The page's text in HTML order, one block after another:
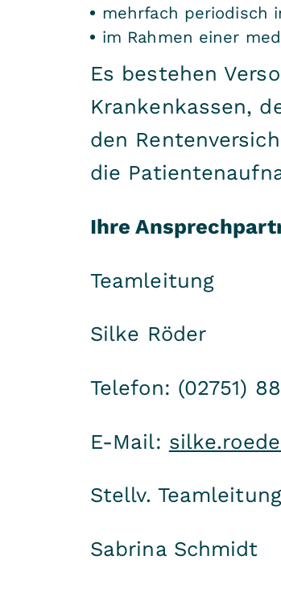
mehrfach periodisch
im Rahmen einer
Es bestehen
Krankenkassen,
den
die
Ihre
Teamleitung
Silke Röder
Telefon: (02751)
E-Mail:
Stellv. Teamleitung
Sabrina Schmidt